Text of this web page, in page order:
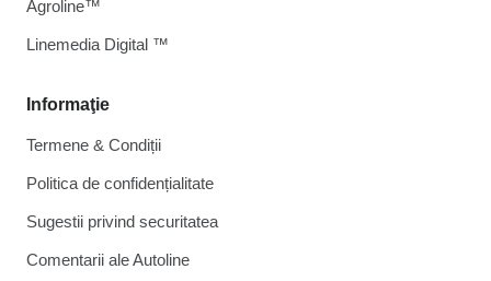
Informaţie
Termene & Condiții
Politica de confidențialitate
Sugestii privind securitatea
Comentarii ale Autoline
Agroline™
Linemedia Digital ™